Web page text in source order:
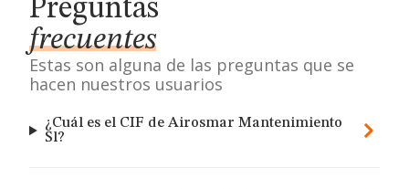
Preguntas
frecuentes
Estas son alguna de las preguntas que se
hacen nuestros usuarios
¿Cuál es el CIF de Airosmar Mantenimiento
Sl?